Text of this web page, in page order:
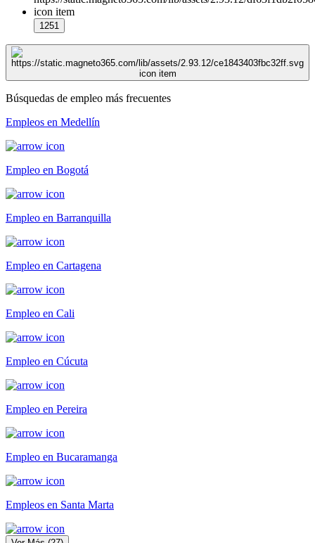
1251
Búsquedas de empleo más frecuentes
Empleos en Medellín
Empleo en Bogotá
Empleo en Barranquilla
Empleo en Cartagena
Empleo en Cali
Empleo en Cúcuta
Empleo en Pereira
Empleo en Bucaramanga
Empleos en Santa Marta